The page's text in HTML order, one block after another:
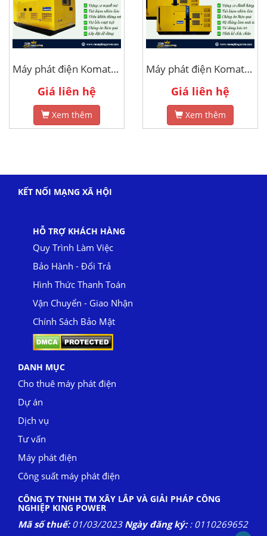
Máy phát điện Komatsu 200kva
Giá liên hệ
Xem thêm
Máy phát điện Komatsu 45kva
Giá liên hệ
Xem thêm
KẾT NỐI MẠNG XÃ HỘI
HỖ TRỢ KHÁCH HÀNG
Quy Trình Làm Việc
Bảo Hành - Đổi Trả
Hình Thức Thanh Toán
Vận Chuyển - Giao Nhận
Chính Sách Bảo Mật
DANH MỤC
Cho thuê máy phát điện
Dự án
Dịch vụ
Tư vấn
Máy phát điện
Công suất máy phát điện
CÔNG TY TNHH TM XÂY LẮP VÀ GIẢI PHÁP CÔNG
NGHIỆP KING POWER
Mã số thuế:01/03/2023Ngày đăng ký:: 0110269652